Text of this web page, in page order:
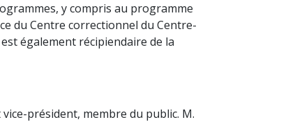
y compris au programme
du Centre correctionnel du Centre-
également récipiendaire de la
président, membre du public. M.